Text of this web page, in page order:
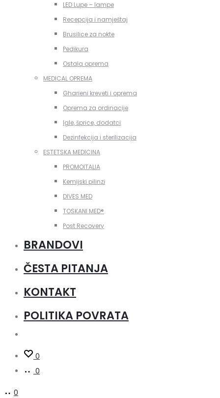
LED Lupe – lampe
Recepcija i namještaj
Brusilice za nokte
Pedikura
Ostala oprema
MEDICAL OPREMA
Gharieni kreveti i oprema
Oprema za ordinacije
Igle, šprice, dodatci
Dezinfekcija i sterilizacija
ESTETSKA MEDICINA
PROMOITALIA
Kemijski pilinzi
DIVES MED
TOSKANI MED®️
Post Recovery
BRANDOVI
ČESTA PITANJA
KONTAKT
POLITIKA POVRATA
0
0
0